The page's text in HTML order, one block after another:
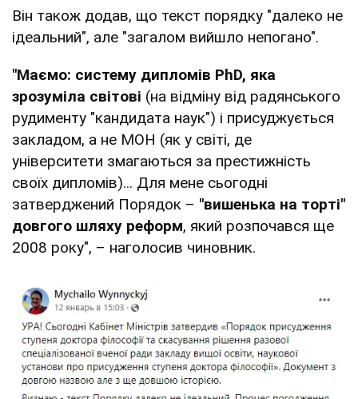
Він також додав, що текст порядку "далеко не
ідеальний", але "загалом вийшло непогано".
"Маємо: систему дипломів PhD, яка
зрозуміла світові (на відміну від радянського
рудименту "кандидата наук") і присуджується
закладом, а не МОН (як у світі, де
університети змагаються за престижність
своїх дипломів)... Для мене сьогодні
затверджений Порядок – "вишенька на торті"
довгого шляху реформ, який розпочався ще
2008 року", – наголосив чиновник.